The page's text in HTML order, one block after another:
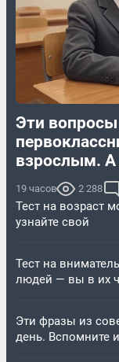
Эти
взрослым. А
19 часов 2 288
Тест на возраст
узнайте свой
Тест на
людей — вы в их
Эти фразы из
день. Вспомните